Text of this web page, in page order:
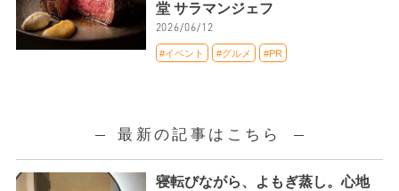
堂 サラマンジェフ
2026/06/12
#イベント #グルメ #PR
最新の記事はこちら
寝転びながら、よもぎ蒸し。心地